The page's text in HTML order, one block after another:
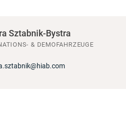
Sztabnik-Bystra
& DEMOFAHRZEUGE